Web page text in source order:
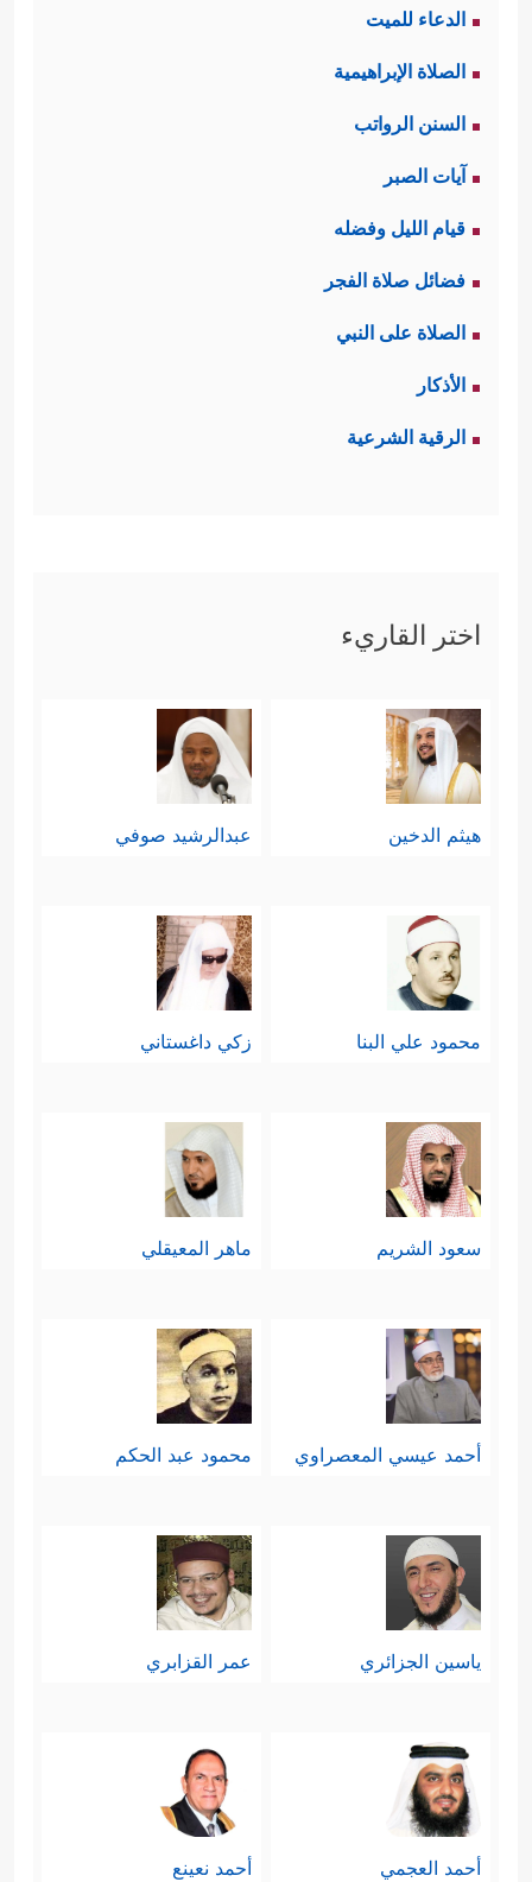
الدعاء للميت
الصلاة الإبراهيمية
السنن الرواتب
آيات الصبر
قيام الليل وفضله
فضائل صلاة الفجر
الصلاة على النبي
الأذكار
الرقية الشرعية
اختر القاريء
هيثم الدخين عبدالرشيد صوفي
محمود علي البنا زكي داغستاني
سعود الشريم ماهر المعيقلي
أحمد عيسي المعصراوي محمود عبد الحكم
ياسين الجزائري عمر القزابري
أحمد العجمي أحمد نعينع